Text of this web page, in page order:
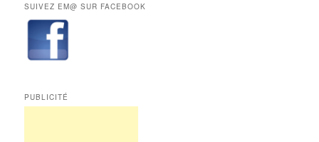
de
Edition
Multimédi@
SUIVEZ EM@ SUR FACEBOOK
PUBLICITÉ